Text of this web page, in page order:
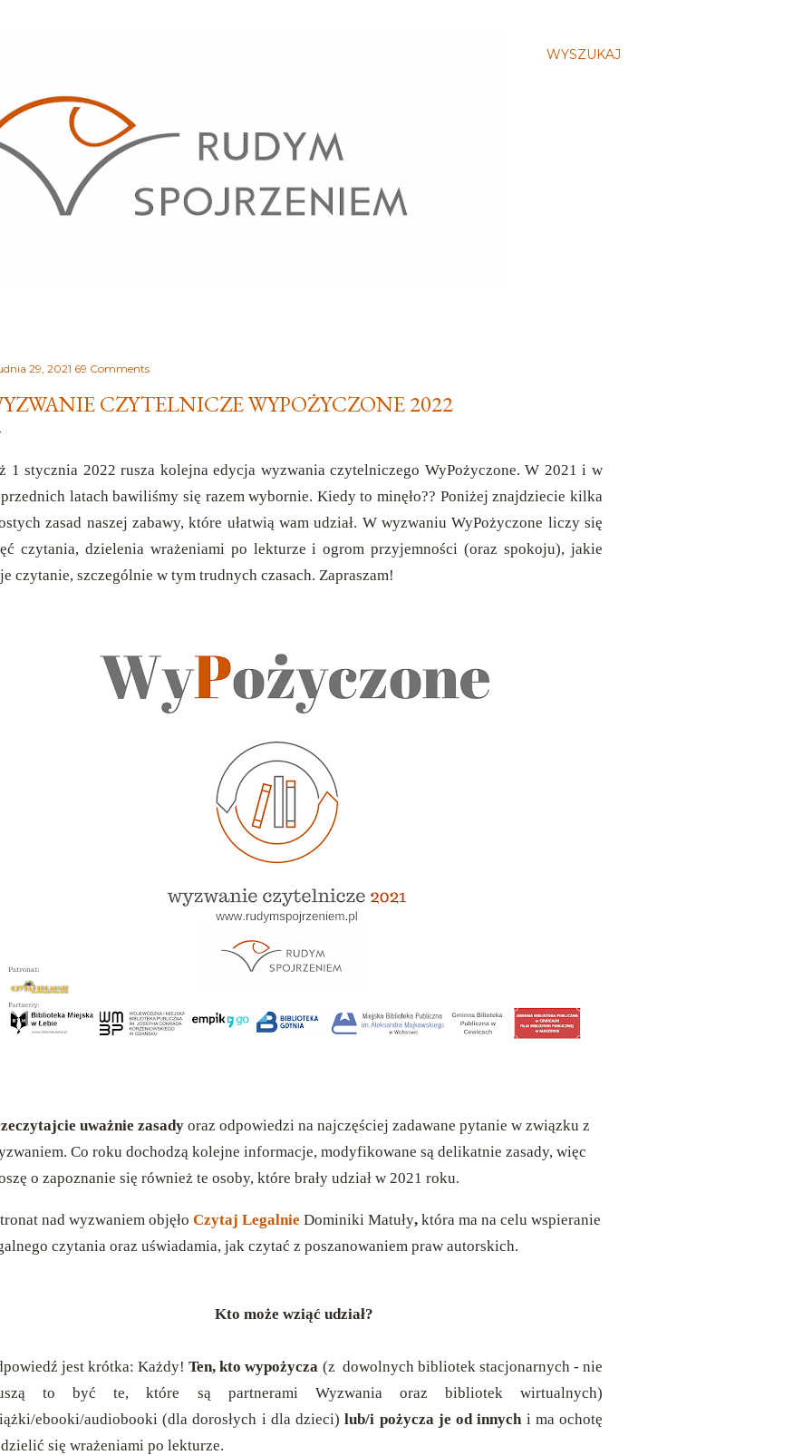
WYSZUKAJ
29, 2021 69 Comments
CZYTELNICZE WYPOŻYCZONE 2022
1 stycznia 2022 rusza kolejna edycja wyzwania czytelniczego WyPożyczone. W 2021 i w
latach bawiliśmy się razem wybornie. Kiedy to minęło?? Poniżej znajdziecie kilka
zasad naszej zabawy, które ułatwią wam udział. W wyzwaniu WyPożyczone liczy się
czytania, dzielenia wrażeniami po lekturze i ogrom przyjemności (oraz spokoju), jakie
czytanie, szczególnie w tym trudnych czasach. Zapraszam!
uważnie zasady oraz odpowiedzi na najczęściej zadawane pytanie w związku z
Co roku dochodzą kolejne informacje, modyfikowane są delikatnie zasady, więc
o zapoznanie się również te osoby, które brały udział w 2021 roku.
nad wyzwaniem objęło Czytaj Legalnie Dominiki Matuły, która ma na celu wspieranie
czytania oraz uświadamia, jak czytać z poszanowaniem praw autorskich.
Kto może wziąć udział?
jest krótka: Każdy!Ten, kto wypożycza (z dowolnych bibliotek stacjonarnych - nie
to być te, które są partnerami Wyzwania oraz bibliotek wirtualnych)
ebooki/audiobooki (dla dorosłych i dla dzieci)lub/i pożycza je od innych i ma ochotę
się wrażeniami po lekturze.